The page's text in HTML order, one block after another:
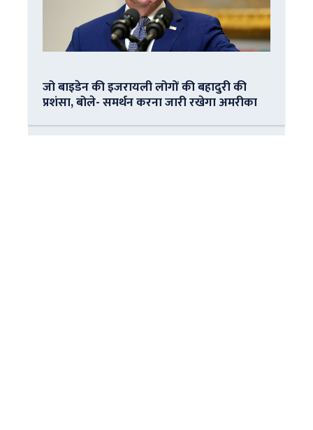
जो बाइडेन की इजरायली लोगों की बहादुरी की
प्रशंसा, बोले- समर्थन करना जारी रखेगा अमरीका